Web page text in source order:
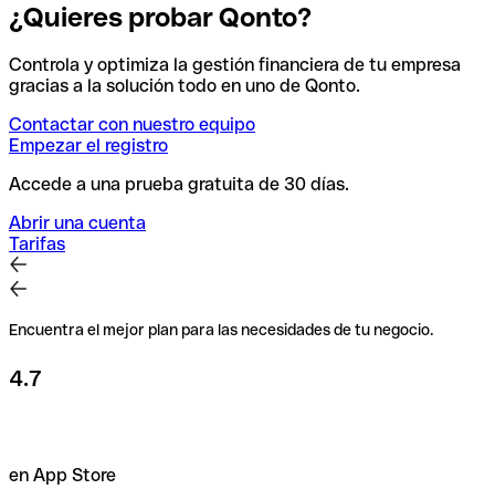
¿Quieres probar Qonto?
Controla y optimiza la gestión financiera de tu empresa
gracias a la solución todo en uno de Qonto.
Contactar con nuestro equipo
Empezar el registro
Accede a una prueba gratuita de 30 días.
Abrir una cuenta
Tarifas
Encuentra el mejor plan para las necesidades de tu negocio.
4.7
en App Store